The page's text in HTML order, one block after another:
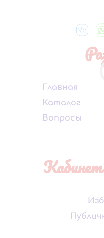
Главная
Каталог
Вопросы